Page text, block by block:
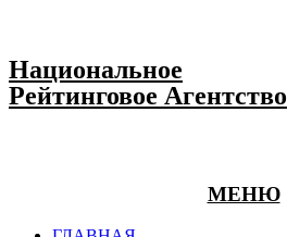
Национальное
Рейтинговое Агентство
МЕНЮ